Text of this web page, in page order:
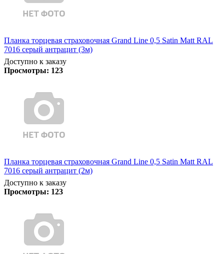
Планка торцевая страховочная Grand Line 0,5 Satin Matt RAL
7016 серый антрацит (3м)
Доступно к заказу
Просмотры: 123
Планка торцевая страховочная Grand Line 0,5 Satin Matt RAL
7016 серый антрацит (2м)
Доступно к заказу
Просмотры: 123